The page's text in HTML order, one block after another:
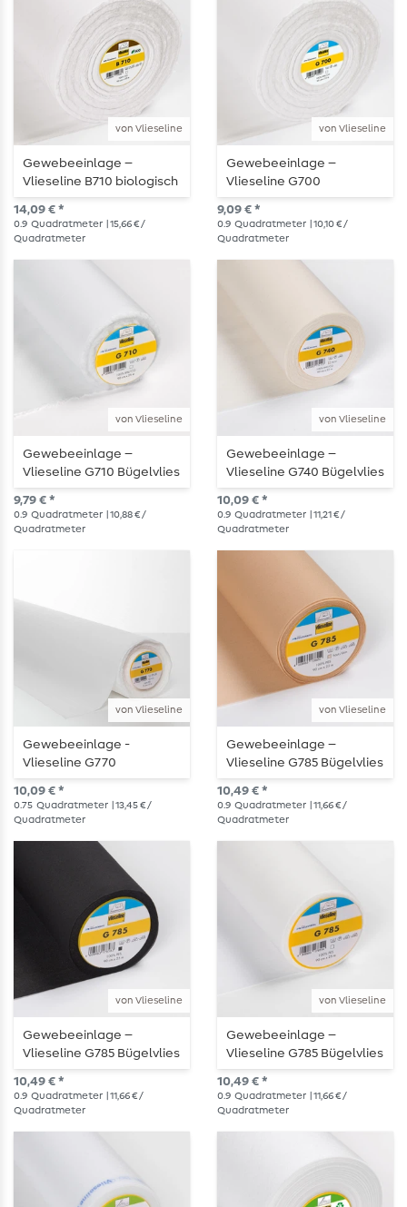
von Vlieseline
Gewebeeinlage –
Vlieseline B710 biologisch
abbaubar
14,09 € *
0.9 Quadratmeter
| 15,66 € /
Quadratmeter
von Vlieseline
Gewebeeinlage –
Vlieseline G700
Bügelvlies
9,09 € *
0.9 Quadratmeter
| 10,10 € /
Quadratmeter
von Vlieseline
Gewebeeinlage –
Vlieseline G710 Bügelvlies
9,79 € *
0.9 Quadratmeter
| 10,88 € /
Quadratmeter
von Vlieseline
Gewebeeinlage –
Vlieseline G740 Bügelvlies
– ecru
10,09 € *
0.9 Quadratmeter
| 11,21 € /
Quadratmeter
von Vlieseline
Gewebeeinlage -
Vlieseline G770
Bügelvlies - 75cm breit
10,09 € *
0.75 Quadratmeter
| 13,45 € /
Quadratmeter
von Vlieseline
Gewebeeinlage –
Vlieseline G785 Bügelvlies
– haut
10,49 € *
0.9 Quadratmeter
| 11,66 € /
Quadratmeter
von Vlieseline
Gewebeeinlage –
Vlieseline G785 Bügelvlies
– schwarz
10,49 € *
0.9 Quadratmeter
| 11,66 € /
Quadratmeter
von Vlieseline
Gewebeeinlage –
Vlieseline G785 Bügelvlies
– weiß
10,49 € *
0.9 Quadratmeter
| 11,66 € /
Quadratmeter